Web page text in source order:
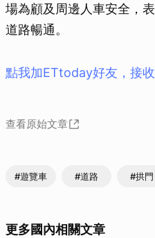
場為顧及周邊人車安全，
道路暢通。
點我加ETtoday好友，接收
查看原始文章
#遊覽車 #道路 #拱門
更多國內相關文章